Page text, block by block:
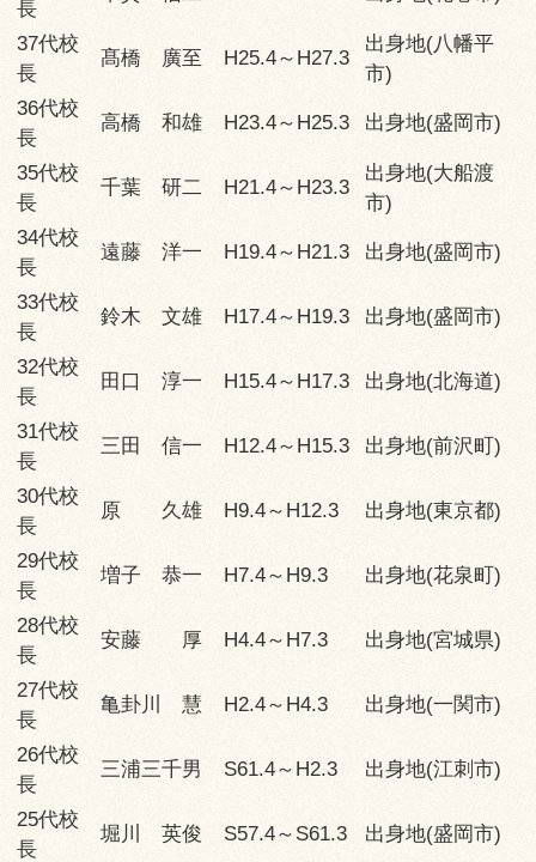
長
37代校
長
髙橋 廣至 H25.4～H27.3
出身地(八幡平
市)
36代校
長
高橋 和雄 H23.4～H25.3 出身地(盛岡市)
35代校
長
千葉 研二 H21.4～H23.3
出身地(大船渡
市)
34代校
長
遠藤 洋一 H19.4～H21.3 出身地(盛岡市)
33代校
長
鈴木 文雄 H17.4～H19.3 出身地(盛岡市)
32代校
長
田口 淳一 H15.4～H17.3 出身地(北海道)
31代校
長
三田 信一 H12.4～H15.3 出身地(前沢町)
30代校
長
原 久雄 H9.4～H12.3 出身地(東京都)
29代校
長
増子 恭一 H7.4～H9.3 出身地(花泉町)
28代校
長
安藤 厚 H4.4～H7.3 出身地(宮城県)
27代校
長
亀卦川 慧 H2.4～H4.3 出身地(一関市)
26代校
長
三浦三千男 S61.4～H2.3 出身地(江刺市)
25代校
長
堀川 英俊 S57.4～S61.3 出身地(盛岡市)